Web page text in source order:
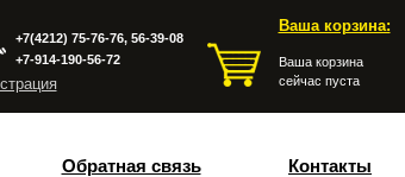
Ваша корзина:
Ваша корзина
сейчас пуста
+7(4212) 75-76-76, 56-39-08
+7-914-190-56-72
Обратная связь Контакты